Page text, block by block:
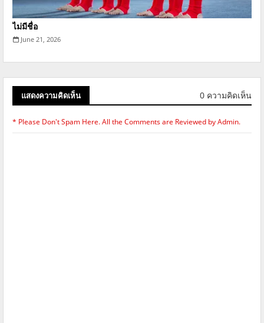
ไม่มีชื่อ
June 21, 2026
แสดงความคิดเห็น 0 ความคิดเห็น
* Please Don't Spam Here. All the Comments are Reviewed by Admin.